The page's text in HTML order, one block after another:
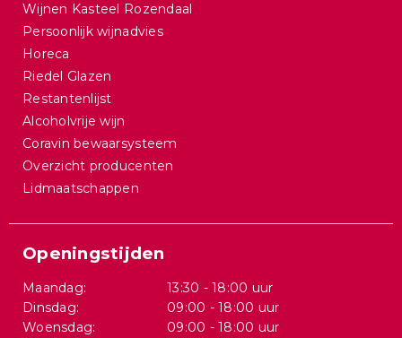
Wijnen Kasteel Rozendaal
Persoonlijk wijnadvies
Horeca
Riedel Glazen
Restantenlijst
Alcoholvrije wijn
Coravin bewaarsysteem
Overzicht producenten
Lidmaatschappen
Openingstijden
Maandag:
13:30 - 18:00 uur
Dinsdag:
09:00 - 18:00 uur
Woensdag:
09:00 - 18:00 uur